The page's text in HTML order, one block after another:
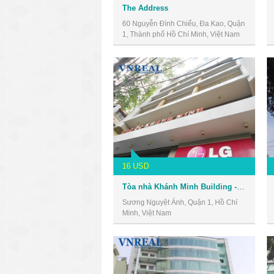
The Address
60 Nguyễn Đình Chiểu, Đa Kao, Quận
1, Thành phố Hồ Chí Minh, Việt Nam
16 USD
Sương Nguyệt Ánh, Quận 1, Hồ Chí
Minh, Việt Nam